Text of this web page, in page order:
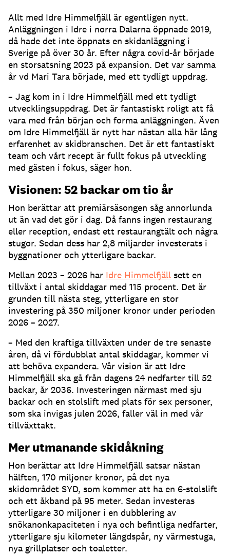
Allt med Idre Himmelfjäll är egentligen nytt.
Anläggningen i Idre i norra Dalarna öppnade 2019,
då hade det inte öppnats en skidanläggning i
Sverige på över 30 år. Efter några covid-år började
en storsatsning 2023 på expansion. Det var samma
år vd Mari Tara började, med ett tydligt uppdrag.
– Jag kom in i Idre Himmelfjäll med ett tydligt
utvecklingsuppdrag. Det är fantastiskt roligt att få
vara med från början och forma anläggningen. Även
om Idre Himmelfjäll är nytt har nästan alla här lång
erfarenhet av skidbranschen. Det är ett fantastiskt
team och vårt recept är fullt fokus på utveckling
med gästen i fokus, säger hon.
Visionen: 52 backar om tio år
Hon berättar att premiärsäsongen såg annorlunda
ut än vad det gör i dag. Då fanns ingen restaurang
eller reception, endast ett restaurangtält och några
stugor. Sedan dess har 2,8 miljarder investerats i
byggnationer och ytterligare backar.
Mellan 2023 – 2026 har Idre Himmelfjäll sett en
tillväxt i antal skiddagar med 115 procent. Det är
grunden till nästa steg, ytterligare en stor
investering på 350 miljoner kronor under perioden
2026 – 2027.
– Med den kraftiga tillväxten under de tre senaste
åren, då vi fördubblat antal skiddagar, kommer vi
att behöva expandera. Vår vision är att Idre
Himmelfjäll ska gå från dagens 24 nedfarter till 52
backar, år 2036. Investeringen närmast med sju
backar och en stolslift med plats för sex personer,
som ska invigas julen 2026, faller väl in med vår
tillväxttakt.
Mer utmanande skidåkning
Hon berättar att Idre Himmelfjäll satsar nästan
hälften, 170 miljoner kronor, på det nya
skidområdet SYD, som kommer att ha en 6-stolslift
och ett åkband på 95 meter. Sedan investeras
ytterligare 30 miljoner i en dubblering av
snökanonkapaciteten i nya och befintliga nedfarter,
ytterligare sju kilometer längdspår, ny värmestuga,
nya grillplatser och toaletter.